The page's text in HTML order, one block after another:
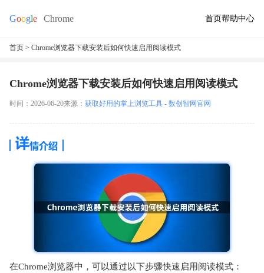
首页帮助中心
首页 > Chrome浏览器下载安装后如何快速启用阅读模式
Chrome浏览器下载安装后如何快速启用阅读模式
时间：2026-06-20来源： 获取好用的掌上浏览工具 - 数创智网官网
在Chrome浏览器中，可以通过以下步骤快速启用阅读模式：